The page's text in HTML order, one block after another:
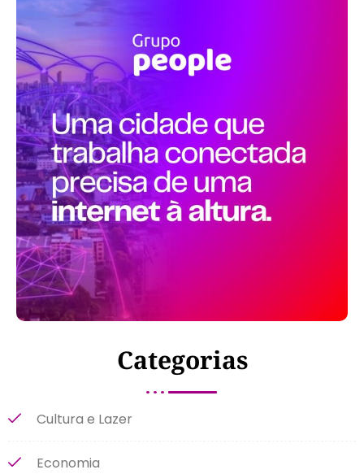
Categorias
Cultura e Lazer
Economia